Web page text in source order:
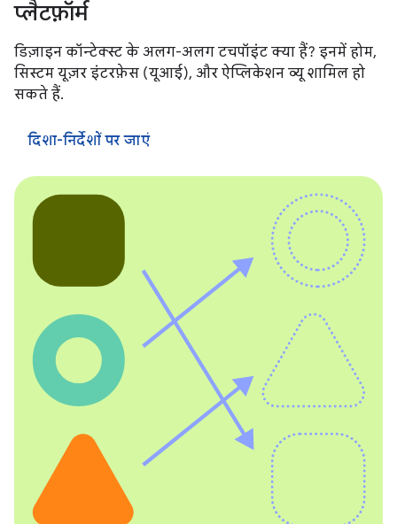
प्लैटफ़ॉर्म
डिज़ाइन कॉन्टेक्स्ट के अलग-अलग टचपॉइंट क्या हैं? इनमें होम,
सिस्टम यूज़र इंटरफ़ेस (यूआई), और ऐप्लिकेशन व्यू शामिल हो
सकते हैं.
दिशा-निर्देशों पर जाएं